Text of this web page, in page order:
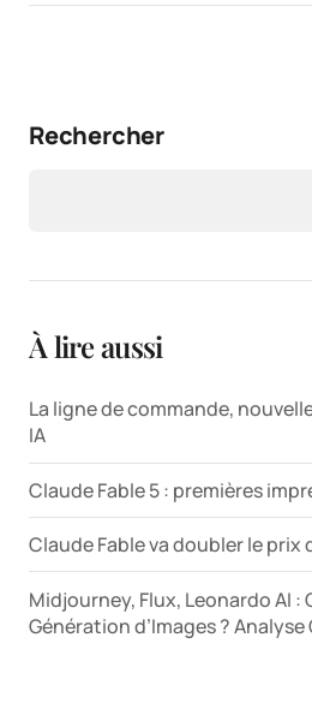
Rechercher
À lire aussi
La ligne de commande,
IA
Claude Fable 5 : premières
Claude Fable va doubler le prix
Midjourney, Flux, Leonardo AI :
Génération d’Images ?